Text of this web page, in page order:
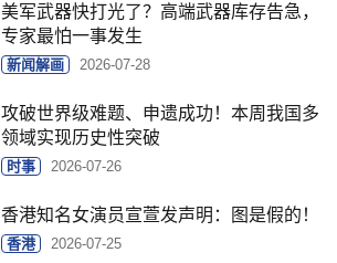
美军武器快打光了？高端武器库存告急，
专家最怕一事发生
新闻解画 2026-07-28
攻破世界级难题、申遗成功！本周我国多
领域实现历史性突破
时事 2026-07-26
香港知名女演员宣萱发声明：图是假的！
香港 2026-07-25